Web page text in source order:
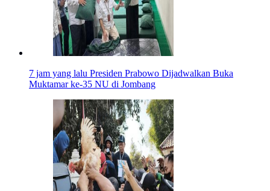
7 jam yang lalu Presiden Prabowo Dijadwalkan Buka
Muktamar ke-35 NU di Jombang